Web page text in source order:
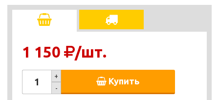
1 150 /шт.
+
-
Купить